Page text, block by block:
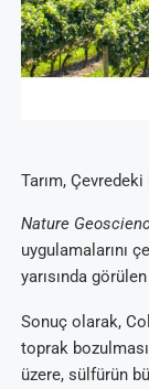
Tarım,
Nature
uygulamalarını
yarısında
Sonuç olarak,
toprak
üzere, sülfürün